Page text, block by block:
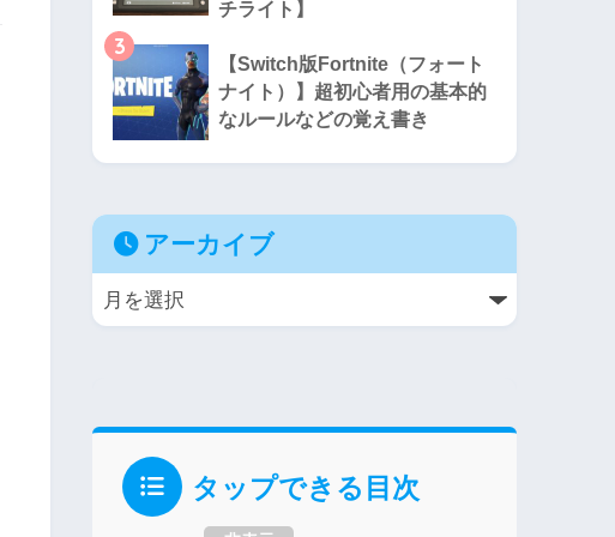
チライト】
3
【Switch版Fortnite（フォート
ナイト）】超初心者用の基本的
なルールなどの覚え書き
アーカイブ
タップできる目次